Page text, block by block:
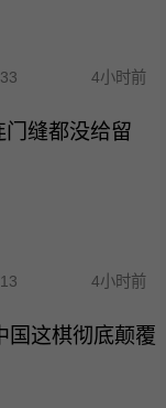
4小时前
缝都没给留
4小时前
国这棋彻底颠覆